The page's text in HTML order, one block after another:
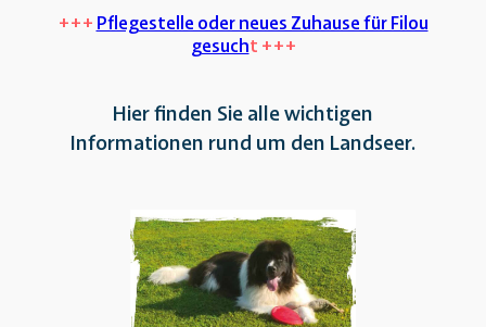
+++ Pflegestelle oder neues Zuhause für Filou
gesucht +++
Hier finden Sie alle wichtigen
Informationen rund um den Landseer.